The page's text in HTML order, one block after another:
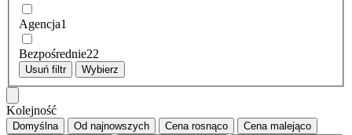
Agencja1
Bezpośrednie22
Usuń filtr Wybierz
Kolejność
Domyślna Od najnowszych Cena rosnąco Cena malejąco